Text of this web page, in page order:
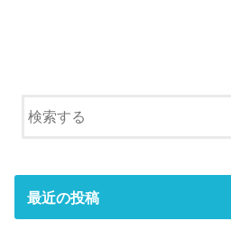
最近の投稿